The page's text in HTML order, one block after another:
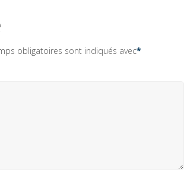
obligatoires sont indiqués avec*